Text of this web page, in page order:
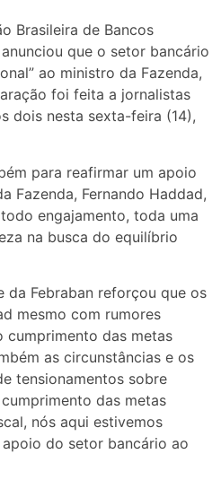
Brasileira de Bancos
que o setor bancário
ao ministro da Fazenda,
foi feita a jornalistas
dois nesta sexta-feira (14),
para reafirmar um apoio
Fazenda, Fernando Haddad,
engajamento, toda uma
na busca do equilíbrio
da Febraban reforçou que os
mesmo com rumores
cumprimento das metas
as circunstâncias e os
tensionamentos sobre
das metas
nós aqui estivemos
do setor bancário ao